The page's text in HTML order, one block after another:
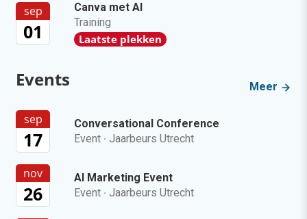
sep
01
Canva met AI
Training
Laatste plekken
Events Meer
sep
17
Conversational Conference
Event · Jaarbeurs Utrecht
nov
26
AI Marketing Event
Event · Jaarbeurs Utrecht